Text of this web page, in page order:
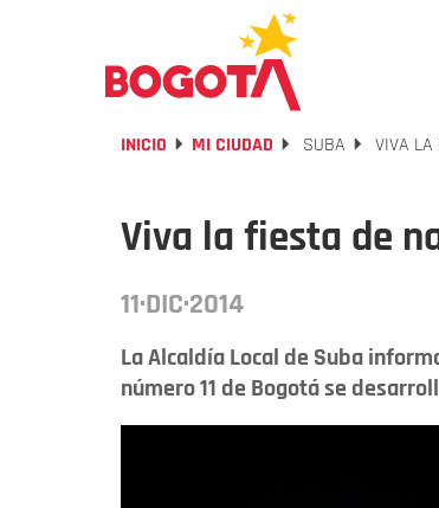
INICIO MI CIUDAD SUBA VIVA LA
Viva la fiesta de
11·DIC·2014
La Alcaldía Local de Suba
número 11 de Bogotá se